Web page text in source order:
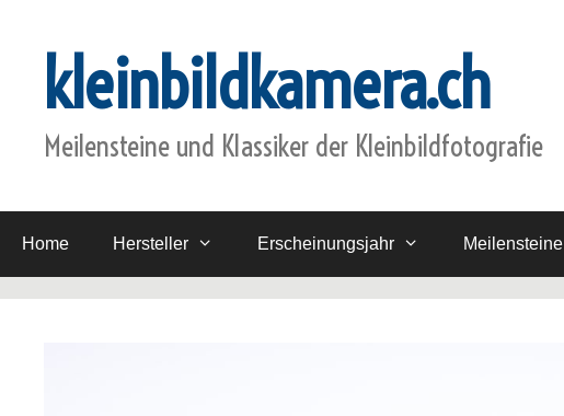
springenkleinbildkamera.ch
Meilensteine und Klassiker der Kleinbildfotografie
Home Hersteller Erscheinungsjahr Meilensteine